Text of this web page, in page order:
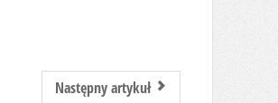
Następny artykuł